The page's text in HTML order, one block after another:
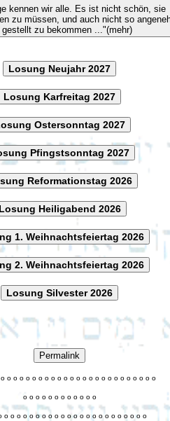
alle. Es ist nicht schön, sie
zu müssen, und auch nicht so
zu bekommen ..."(mehr)
Losung Neujahr 2027
Losung Karfreitag 2027
Ostersonntag 2027
Pfingstsonntag 2027
Reformationstag 2026
Losung Heiligabend 2026
1. Weihnachtsfeiertag 2026
2. Weihnachtsfeiertag 2026
Losung Silvester 2026
Permalink
o o o o o o o o o o o o o o o o o o o o o o o o o
o o o o o o o o o o o o
o o o o o o o o o o o o o o o o o o o o o o o